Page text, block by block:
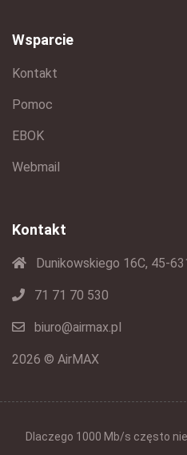
Wsparcie
Kontakt
Pomoc
EBOK
Webmail
Kontakt
Dunikowskiego 16C, 45-
71 71 70 530
biuro@airmax.pl
2026 © AirMAX
Dlaczego 1000 Mb/s często